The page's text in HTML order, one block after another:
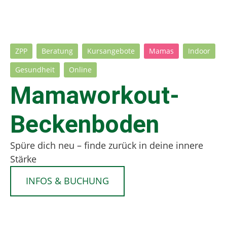
ZPP Beratung Kursangebote Mamas Indoor
Gesundheit Online
Mamaworkout-
Beckenboden
Spüre dich neu – finde zurück in deine innere
Stärke
INFOS & BUCHUNG